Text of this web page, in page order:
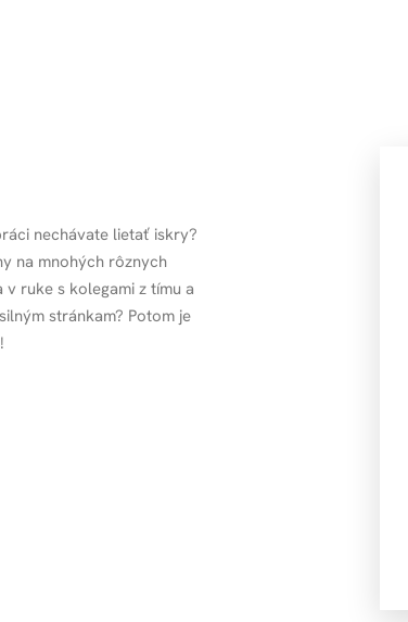
nechávate lietať iskry?
na mnohých rôznych
ruke s kolegami z tímu a
stránkam? Potom je